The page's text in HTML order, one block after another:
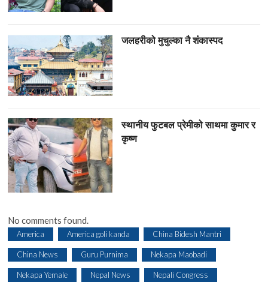
जलहरीको मुचुल्का नै शंंकास्पद
स्थानीय फुटबल प्रेमीको साथमा कुमार र
कृष्ण
No comments found.
America America goli kanda China Bidesh Mantri
China News Guru Purnima Nekapa Maobadi
Nekapa Yemale Nepal News Nepali Congress